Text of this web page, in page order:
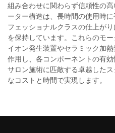
組み合わせに関わらず信頼性の
ーター構造は、長時間の使用時
フェッショナルクラスの仕上が
を保持しています。これらのモ
イオン発生装置やセラミック加
作用し、各コンポーネントの有
サロン施術に匹敵する卓越した
なコストと時間で実現します。